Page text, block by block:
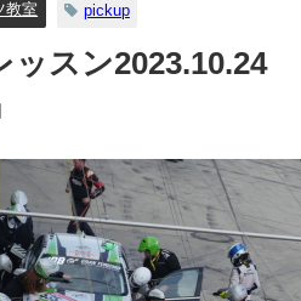
教室 pickup
ッスン2023.10.24